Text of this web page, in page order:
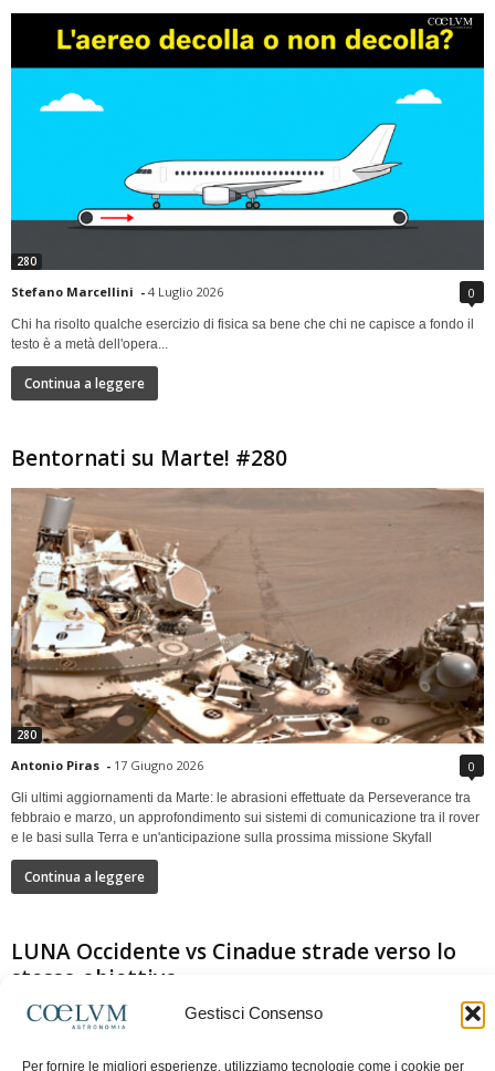
Gestisci Consenso
Per fornire le migliori esperienze, utilizziamo tecnologie come i cookie per
280
Stefano Marcellini - 4 Luglio 2026 0
Chi ha risolto qualche esercizio di fisica sa bene che chi ne capisce a fondo il
testo è a metà dell'opera...
Continua a leggere
Bentornati su Marte! #280
280
Antonio Piras - 17 Giugno 2026 0
Gli ultimi aggiornamenti da Marte: le abrasioni effettuate da Perseverance tra
febbraio e marzo, un approfondimento sui sistemi di comunicazione tra il rover
e le basi sulla Terra e un'anticipazione sulla prossima missione Skyfall
Continua a leggere
LUNA Occidente vs Cinadue strade verso lo
stesso obiettivo